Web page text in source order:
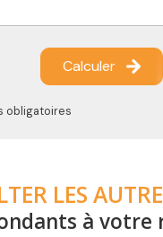
Calculer
obligatoires
LES
à votre